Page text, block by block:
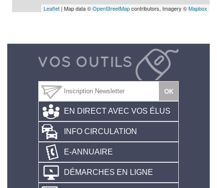
Leaflet | Map data ©OpenStreetMapcontributors, Imagery ©Mapbox
EN DIRECT AVEC VOS ÉLUS
INFO CIRCULATION
E-ANNUAIRE
DÉMARCHES EN LIGNE